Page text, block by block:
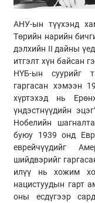
АНУ-ын түүхэнд
Төрийн нарийн
дэлхийн II дайны
итгэлт хүн байсан
НҮБ-ын суурийг
гаргасан хэмээн
хүртэхэд нь
үндэстнүүдийн
Нобелийн
буюу 1939 онд
еврейчүүдийг
шийдвэрийг
илүү нь хожим
нацистуудын гарт
оны есдүгээр